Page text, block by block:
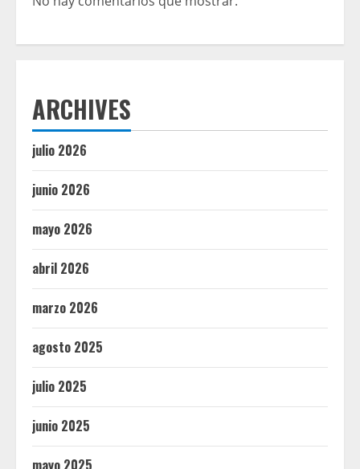
ARCHIVES
julio 2026
junio 2026
mayo 2026
abril 2026
marzo 2026
agosto 2025
julio 2025
junio 2025